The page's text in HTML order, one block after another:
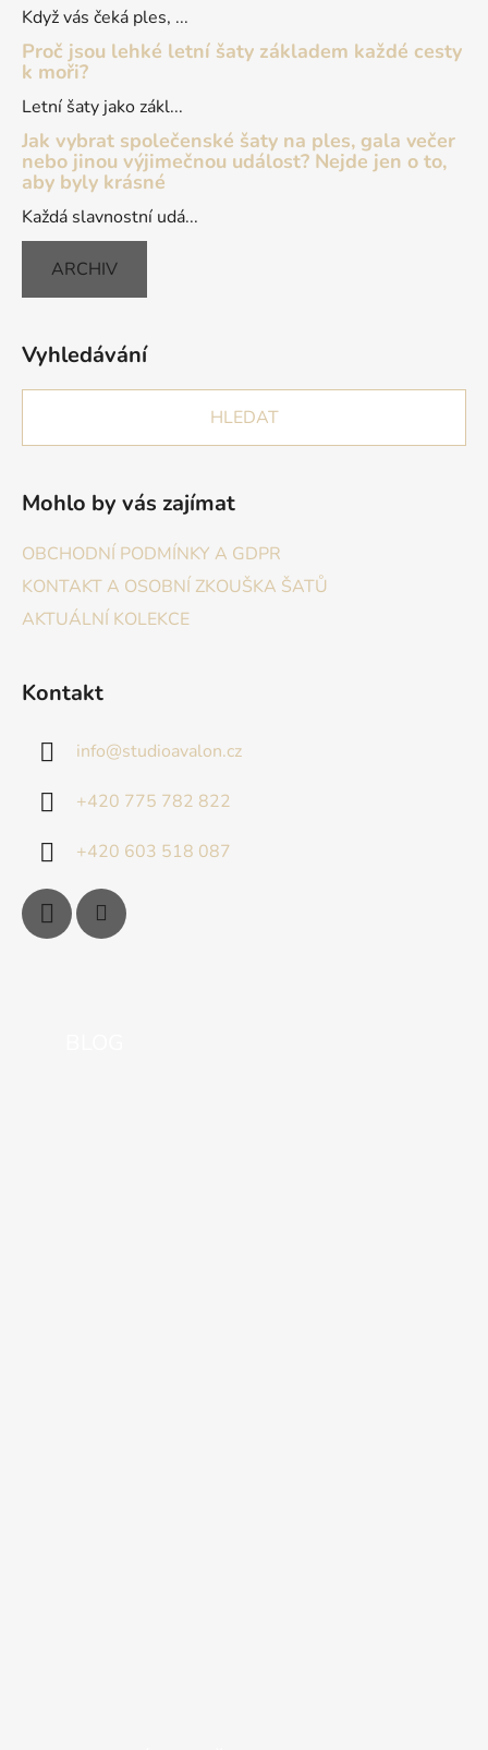
Když vás čeká ples, ...
Proč jsou lehké letní šaty základem každé cesty
k moři?
Letní šaty jako zákl...
Jak vybrat společenské šaty na ples, gala večer
nebo jinou výjimečnou událost? Nejde jen o to,
aby byly krásné
Každá slavnostní udá...
ARCHIV
Vyhledávání
HLEDAT
Mohlo by vás zajímat
OBCHODNÍ PODMÍNKY A GDPR
KONTAKT A OSOBNÍ ZKOUŠKA ŠATŮ
AKTUÁLNÍ KOLEKCE
Kontakt
info@studioavalon.cz
+420 775 782 822
+420 603 518 087